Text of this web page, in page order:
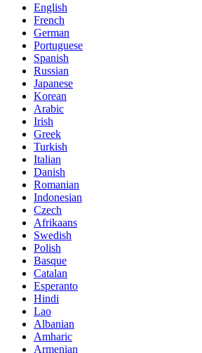
English
French
German
Portuguese
Spanish
Russian
Japanese
Korean
Arabic
Irish
Greek
Turkish
Italian
Danish
Romanian
Indonesian
Czech
Afrikaans
Swedish
Polish
Basque
Catalan
Esperanto
Hindi
Lao
Albanian
Amharic
Armenian